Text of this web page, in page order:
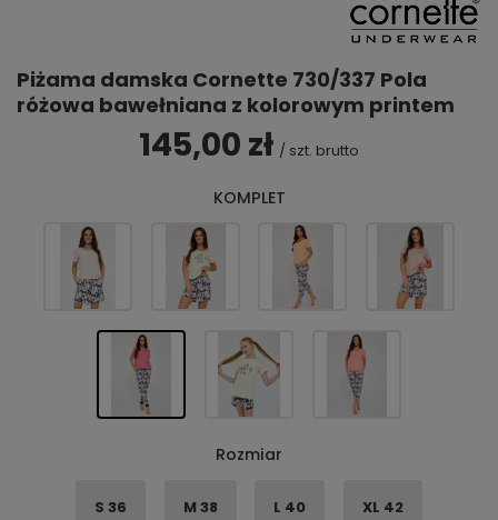
Piżama damska Cornette 730/337 Pola
różowa bawełniana z kolorowym printem
145,00 zł / szt. brutto
KOMPLET
Rozmiar
S 36 M 38 L 40 XL 42